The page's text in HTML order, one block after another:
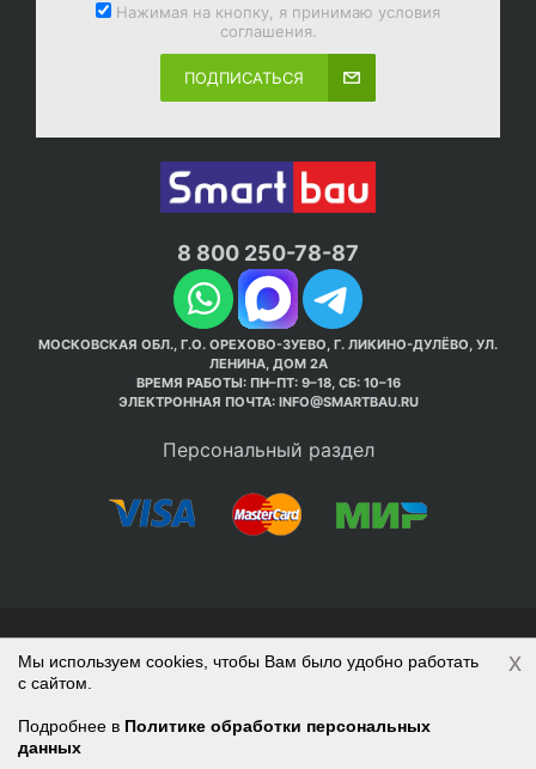
Нажимая на кнопку, я принимаю условия
соглашения.
ПОДПИСАТЬСЯ
8 800 250-78-87
МОСКОВСКАЯ ОБЛ., Г.О. ОРЕХОВО-ЗУЕВО, Г. ЛИКИНО-ДУЛЁВО, УЛ.
ЛЕНИНА, ДОМ 2А
ВРЕМЯ РАБОТЫ: ПН–ПТ: 9–18, СБ: 10–16
ЭЛЕКТРОННАЯ ПОЧТА: INFO@SMARTBAU.RU
Персональный раздел
правильно с 1-го раза.
Наверх
Войти
Регистрация
Корзина
Мы используем cookies, чтобы Вам было удобно работать
с сайтом.
Подробнее в Политике обработки персональных
данных
x